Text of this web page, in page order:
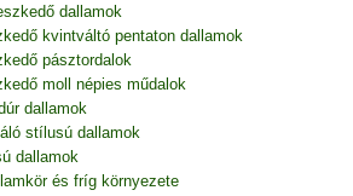
dallamok
kvintváltó pentaton dallamok
pásztordalok
moll népies műdalok
dallamok
stílusú dallamok
dallamok
és fríg környezete